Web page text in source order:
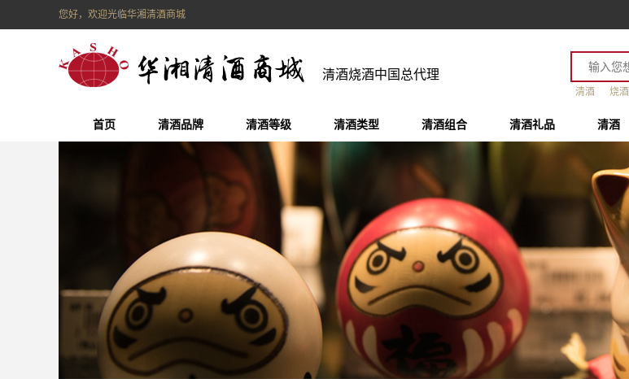
您好，欢迎光临华湘清酒商城
清酒烧酒中国总代理
清酒 烧酒
首页 清酒品牌 清酒等级 清酒类型 清酒组合 清酒礼品 清酒